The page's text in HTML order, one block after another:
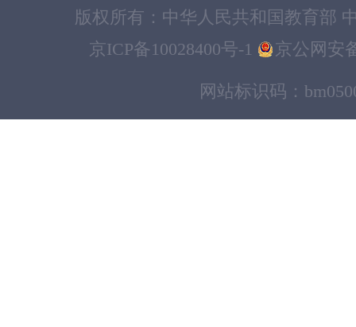
版权所有：中华人民共和国教育部
京ICP备10028400号-1
京公网安
网站标识码：